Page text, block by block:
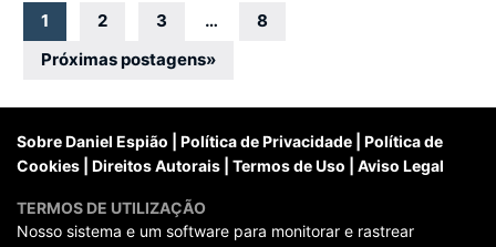
Navegação
por
posts
1 2 3 …
8
Próximas postagens»
Sobre Daniel Espião Política de Privacidade
Política de
Cookies
Direitos Autorais Termos de Uso Aviso Legal
TERMOS DE UTILIZAÇÃO
Nosso sistema e um software para monitorar e rastrear